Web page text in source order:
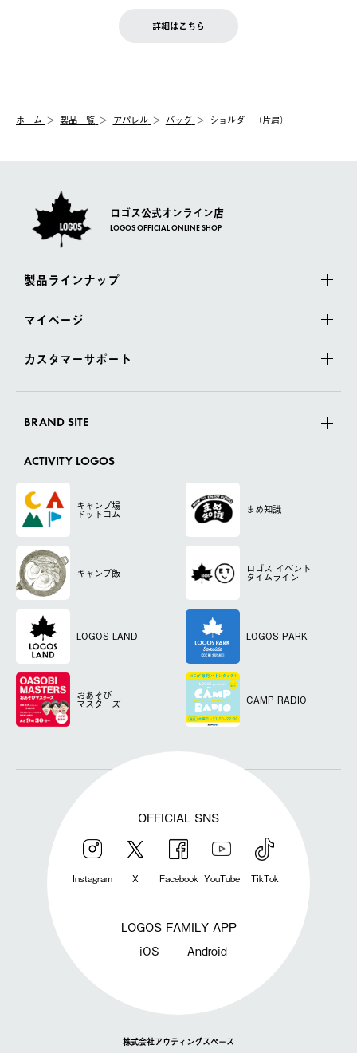
【配送業者】
佐川急便にて配送されます。
お客様都合の返品にかかる送料は、お客様ご負担とさせていただ
一度お手元の商品を返品いただき、ご希望商品を再注文してくだ
LOGOS FAMILY会員の方は、会員マイページ内 購入履歴画面に
詳細はこちら
ホーム 製品一覧 アパレル バッグ ショルダー（片肩）
ロゴス公式オンライン店
LOGOS OFFICIAL ONLINE SHOP
製品ラインナップ
マイページ
カスタマーサポート
BRAND SITE
ACTIVITY LOGOS
キャンプ場
ドットコム まめ知識
キャンプ飯 ロゴス イベント
タイムライン
LOGOS LAND LOGOS PARK
おあそび
マスターズ CAMP RADIO
OFFICIAL SNS
Instagram X Facebook YouTube TikTok
LOGOS FAMILY APP
iOS Android
株式会社アウティングスペース